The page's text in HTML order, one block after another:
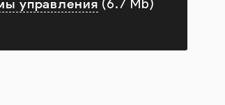
управления (6.7 Mb)